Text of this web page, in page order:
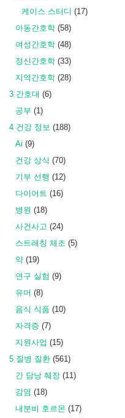
케이스 스터디 (17)
아동간호학 (58)
여성간호학 (48)
정신간호학 (33)
지역간호학 (28)
3 간호대 (6)
공부 (1)
4 건강 정보 (188)
Ai (9)
건강 상식 (70)
기부 선행 (12)
다이어트 (16)
병원 (18)
사건사고 (24)
스트레칭 체조 (5)
약 (19)
연구 실험 (9)
유머 (8)
음식 식품 (10)
자격증 (7)
지원사업 (15)
5 질병 질환 (561)
간 담낭 췌장 (11)
감염 (18)
내분비 호르몬 (17)